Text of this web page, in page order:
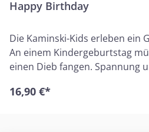
Durchschnittliche Bewertung
Happy Birthday
Die Kaminski-Kids erleben ein
An einem Kindergeburtstag
einen Dieb fangen. Spannung
Übernachtungs-Party ein – mit
16,90 €*